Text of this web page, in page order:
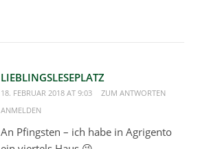
LIEBLINGSLESEPLATZ
18. FEBRUAR 2018 AT 9:03
ZUM ANTWORTEN
ANMELDEN
An Pfingsten – ich habe in Agrigento